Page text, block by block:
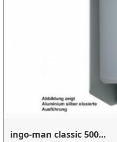
ingo-man classic 500...